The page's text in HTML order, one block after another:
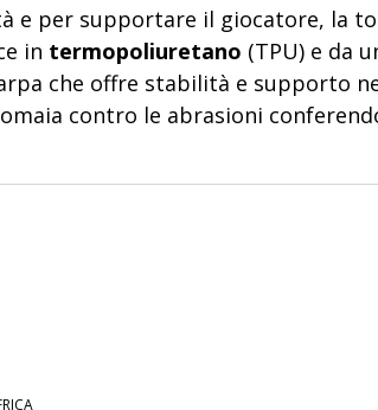
e per supportare il giocatore, la
in termopoliuretano (TPU) e da
che offre stabilità e supporto
contro le abrasioni